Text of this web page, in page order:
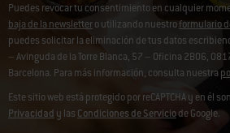
Puedes revocar tu consentimiento en cualquier
baja de la newslettero utilizando nuestroformulario
puedes solicitar la eliminación de tus datos
– Avinguda de la Torre Blanca, 57 – Oficina 2B06,
Barcelona. Para más información, consulta nuestra
Este sitio web está protegido por reCAPTCHA y en él
Privacidad y las Condiciones de Serviciode Google.